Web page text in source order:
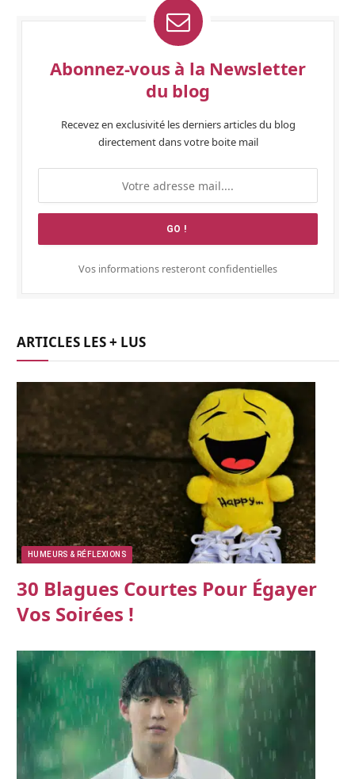
Abonnez-vous à la Newsletter
du blog
Recevez en exclusivité les derniers articles du blog
directement dans votre boite mail
Vos informations resteront confidentielles
ARTICLES LES + LUS
HUMEURS & RÉFLEXIONS
30 Blagues Courtes Pour Égayer
Vos Soirées !